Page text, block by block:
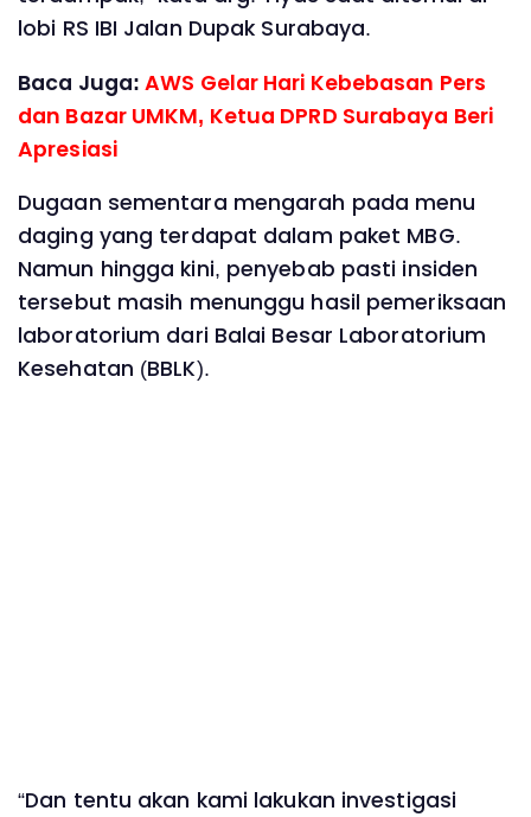
lobi RS IBI Jalan Dupak Surabaya.
Baca Juga:AWS Gelar Hari Kebebasan Pers
dan Bazar UMKM, Ketua DPRD Surabaya Beri
Apresiasi
Dugaan sementara mengarah pada menu
daging yang terdapat dalam paket MBG.
Namun hingga kini, penyebab pasti insiden
tersebut masih menunggu hasil pemeriksaan
laboratorium dari Balai Besar Laboratorium
Kesehatan (BBLK).
“Dan tentu akan kami lakukan investigasi